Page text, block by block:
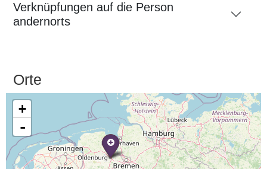
Verknüpfungen auf die Person
andernorts
Orte
+
-